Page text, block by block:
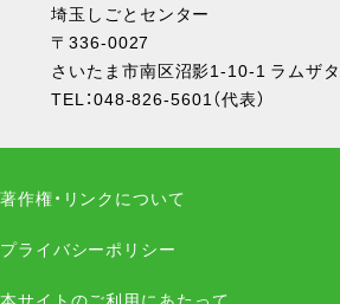
埼玉しごとセンター
〒336-0027
さいたま市南区沼影1-10-1 ラムザ
TEL：048-826-5601（代表）
著作権・リンクについて
プライバシーポリシー
本サイトのご利用にあたって